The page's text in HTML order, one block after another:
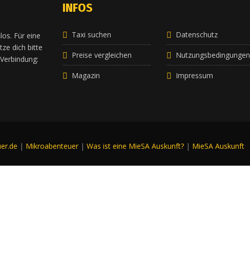
Für eine
dich bitte
INFOS
Taxi suchen
Preise vergleichen
Magazin
Datenschutz
Nutzungsbedingungen
Impressum
| Mikroabenteuer | Was ist eine MieSA Auskunft? | MieSA Auskunft